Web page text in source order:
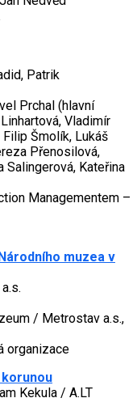
Patrik
Prchal (hlavní
Vladimír
Šmolík, Lukáš
Přenosilová,
Salingerová, Kateřina
Managementem –
muzea v
/ Metrostav a.s.,
organizace
Kekula / A.LT